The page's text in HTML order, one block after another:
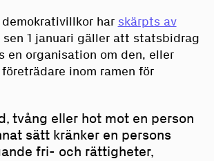
har skärpts av
sen 1 januari gäller att statsbidrag
en organisation om den, eller
inom ramen för
tvång eller hot mot en person
sätt kränker en persons
fri- och rättigheter,